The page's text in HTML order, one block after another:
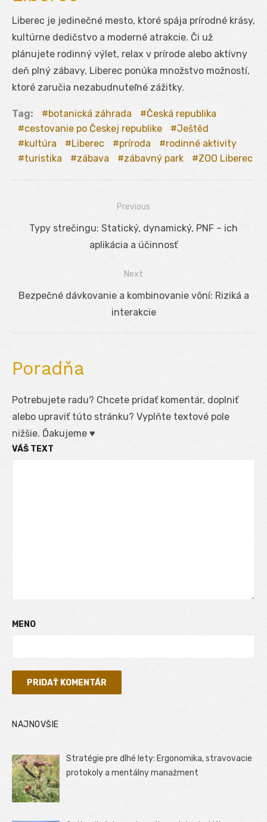
Liberec je jedinečné mesto, ktoré spája prírodné krásy,
kultúrne dedičstvo a moderné atrakcie. Či už
plánujete rodinný výlet, relax v prírode alebo aktívny
deň plný zábavy, Liberec ponúka množstvo možností,
ktoré zaručia nezabudnuteľné zážitky.
Tag: botanická záhrada
Česká republika
cestovanie po Českej republike
Ještěd
kultúra
Liberec príroda
rodinné aktivity
turistika
zábava zábavný park ZOO Liberec
Navigácia
Previous
Previous
Typy strečingu: Statický, dynamický, PNF – ich
aplikácia a účinnosť
Next
Next
Bezpečné dávkovanie a kombinovanie vôní: Riziká a
interakcie
Poradňa
Potrebujete radu? Chcete pridať komentár, doplniť
alebo upraviť túto stránku? Vyplňte textové pole
nižšie. Ďakujeme ♥
VÁŠ TEXT
MENO
NAJNOVŠIE
Stratégie pre dlhé lety: Ergonomika, stravovacie
protokoly a mentálny manažment